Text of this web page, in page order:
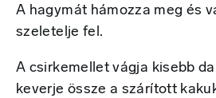
A hagymát hámozza meg és
szeletelje fel.
A csirkemellet vágja kisebb
keverje össze a szárított